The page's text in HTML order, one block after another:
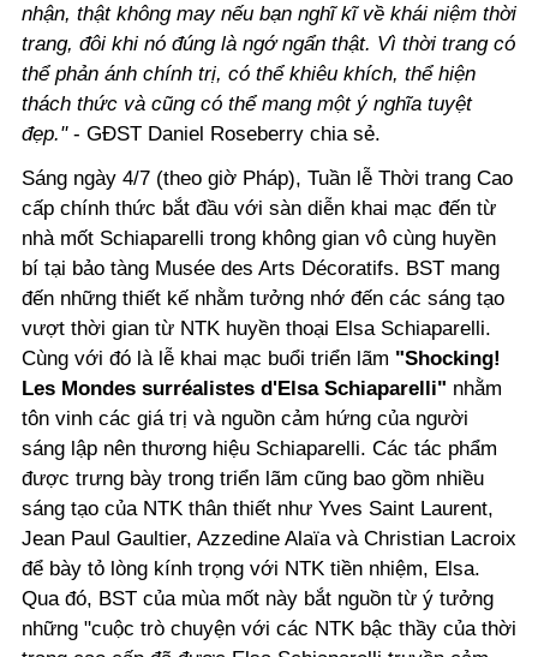
nhận, thật không may nếu bạn nghĩ kĩ về khái niệm thời
trang, đôi khi nó đúng là ngớ ngẩn thật. Vì thời trang có
thể phản ánh chính trị, có thể khiêu khích, thể hiện
thách thức và cũng có thể mang một ý nghĩa tuyệt
đẹp."- GĐST Daniel Roseberry chia sẻ.
Sáng ngày 4/7 (theo giờ Pháp), Tuần lễ Thời trang Cao
cấp chính thức bắt đầu với sàn diễn khai mạc đến từ
nhà mốt Schiaparelli trong không gian vô cùng huyền
bí tại bảo tàng Musée des Arts Décoratifs. BST mang
đến những thiết kế nhằm tưởng nhớ đến các sáng tạo
vượt thời gian từ NTK huyền thoại Elsa Schiaparelli.
Cùng với đó là lễ khai mạc buổi triển lãm "Shocking!
Les Mondes surréalistes d'Elsa Schiaparelli" nhằm
tôn vinh các giá trị và nguồn cảm hứng của người
sáng lập nên thương hiệu Schiaparelli. Các tác phẩm
được trưng bày trong triển lãm cũng bao gồm nhiều
sáng tạo của NTK thân thiết như Yves Saint Laurent,
Jean Paul Gaultier, Azzedine Alaïa và Christian Lacroix
để bày tỏ lòng kính trọng với NTK tiền nhiệm, Elsa.
Qua đó, BST của mùa mốt này bắt nguồn từ ý tưởng
những "cuộc trò chuyện với các NTK bậc thầy của thời